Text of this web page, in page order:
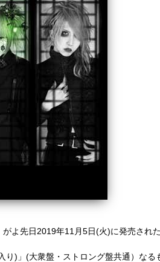
がよ先日2019年11 月5日(火)に発売された
り) 」 (大衆盤・ストロング盤共通）なる